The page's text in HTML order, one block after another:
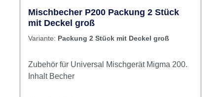
Mischbecher P200 Packung 2 Stück
mit Deckel groß
Variante: Packung 2 Stück mit Deckel groß
Zubehör für Universal Mischgerät Migma 200.
Inhalt Becher